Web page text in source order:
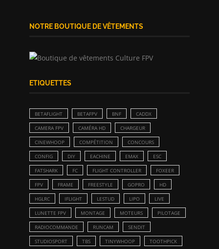
NOTRE BOUTIQUE DE VÊTEMENTS
ETIQUETTES
BETAFLIGHT BETAFPV BNF CADDX
CAMERA FPV CAMÉRA HD CHARGEUR
CINEWHOOP COMPÉTITION CONCOURS
CONFIG DIY EACHINE EMAX ESC
FATSHARK FC FLIGHT CONTROLLER FOXEER
FPV FRAME FREESTYLE GOPRO HD
HGLRC IFLIGHT LESTUD LIPO LIVE
LUNETTE FPV MONTAGE MOTEURS PILOTAGE
RADIOCOMMANDE RUNCAM SENDIT
STUDIOSPORT TBS TINYWHOOP TOOTHPICK